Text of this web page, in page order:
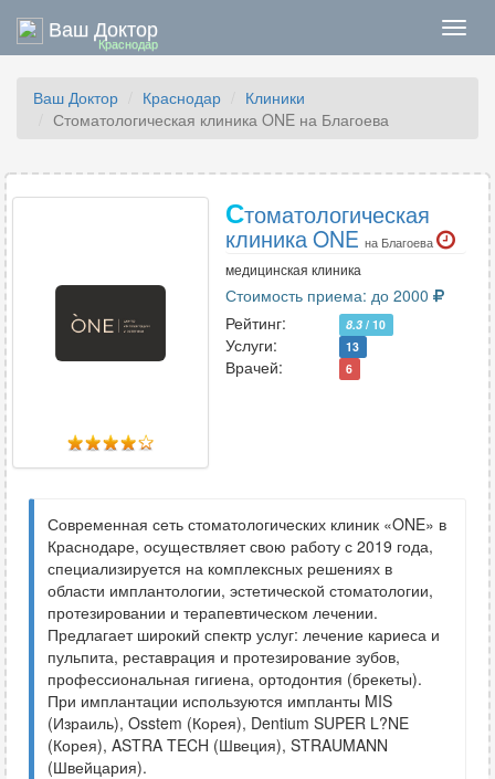
Ваш Доктор
Краснодар
Ваш Доктор Краснодар
Клиники
Стоматологическая клиника ONE на Благоева
Стоматологическая
клиника ONE на Благоева
медицинская клиника
Стоимость приема: до 2000
Рейтинг:
8.3 / 10
Услуги: 13
Врачей: 6
Современная сеть стоматологических клиник «ONE» в
Краснодаре, осуществляет свою работу с 2019 года,
специализируется на комплексных решениях в
области имплантологии, эстетической стоматологии,
протезировании и терапевтическом лечении.
Предлагает широкий спектр услуг: лечение кариеса и
пульпита, реставрация и протезирование зубов,
профессиональная гигиена, ортодонтия (брекеты).
При имплантации используются импланты MIS
(Израиль), Osstem (Корея), Dentium SUPER L?NE
(Корея), ASTRA TECH (Швеция), STRAUMANN
(Швейцария).